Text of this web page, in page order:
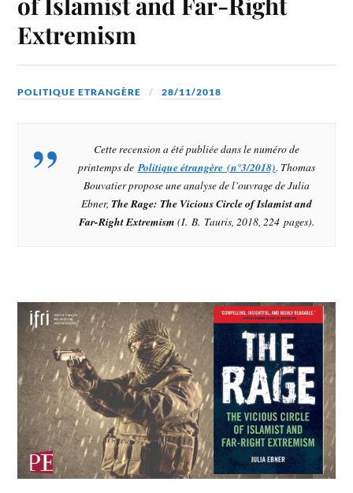
Extremism
POLITIQUE ETRANGÈRE 28/11/2018
Cette recension a été publiée dans le numéro de
printemps dePolitique étrangère (n°3/2018). Thomas
Bouvatier propose une analyse de l’ouvrage de Julia
Ebner, The Rage: The Vicious Circle of Islamist and
Far-Right Extremism (I. B. Tauris, 2018, 224 pages).